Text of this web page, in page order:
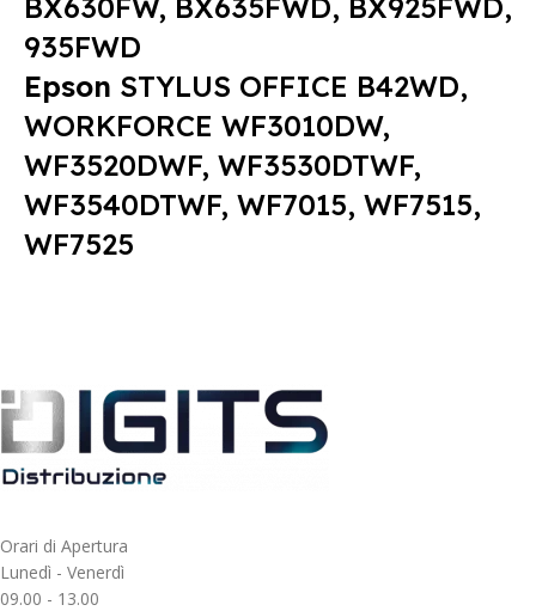
935FWD
Epson STYLUS OFFICE B42WD,
WORKFORCE WF3010DW,
WF3520DWF, WF3530DTWF,
WF3540DTWF, WF7015, WF7515,
WF7525
Orari di Apertura
Lunedì - Venerdì
09.00 - 13.00